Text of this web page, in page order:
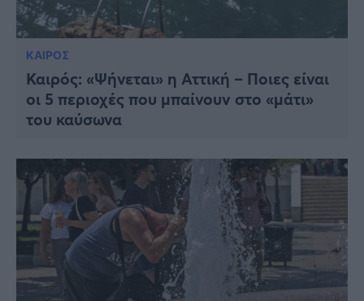
ΚΑΙΡΟΣ
Καιρός: «Ψήνεται» η Αττική – Ποιες είναι
οι 5 περιοχές που μπαίνουν στο «μάτι»
του καύσωνα